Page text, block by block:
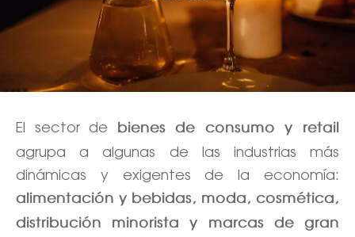
O
D
A
E
A
C
Ó
El sector de bienes de consumo y retail
agrupa a algunas de las industrias más
dinámicas y exigentes de la economía:
alimentación y bebidas, moda, cosmética,
distribución minorista y marcas de gran